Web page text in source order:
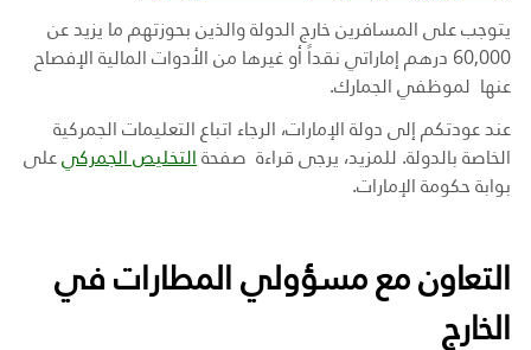
يتوجب على المسافرين خارج الدولة والذين بحوزتهم ما يزيد عن
60,000 درهم إماراتي نقداً أو غيرها من الأدوات المالية الإفصاح
عنها لموظفي الجمارك.
عند عودتكم إلى دولة الإمارات، الرجاء اتباع التعليمات الجمركية
الخاصة بالدولة. للمزيد، يرجى قراءة صفحة التخليص الجمركيعلى
بوابة حكومة الإمارات.
التعاون مع مسؤولي المطارات في
الخارج